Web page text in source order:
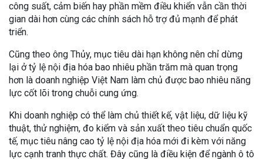
công suất, cảm biến hay phần mềm điều khiển vẫn cần thời
gian dài hơn cùng các chính sách hỗ trợ đủ mạnh để phát
triển.
Cũng theo ông Thủy, mục tiêu dài hạn không nên chỉ dừng
lại ở tỷ lệ nội địa hóa bao nhiêu phần trăm mà quan trọng
hơn là doanh nghiệp Việt Nam làm chủ được bao nhiêu năng
lực cốt lõi trong chuỗi cung ứng.
Khi doanh nghiệp có thể làm chủ thiết kế, vật liệu, dữ liệu kỹ
thuật, thử nghiệm, đo kiểm và sản xuất theo tiêu chuẩn quốc
tế, mục tiêu nâng cao tỷ lệ nội địa hóa mới đi kèm với năng
lực cạnh tranh thực chất. Đây cũng là điều kiện để ngành ô tô